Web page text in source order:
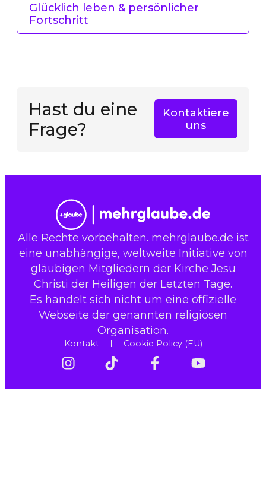
Glücklich leben & persönlicher
Fortschritt
Hast du eine
Frage?
Kontaktiere
uns
Alle Rechte vorbehalten. mehrglaube.de ist
eine unabhängige, weltweite Initiative von
gläubigen Mitgliedern der Kirche Jesu
Christi der Heiligen der Letzten Tage.
Es handelt sich nicht um eine offizielle
Webseite der genannten religiösen
Organisation.
Kontakt Cookie Policy (EU)